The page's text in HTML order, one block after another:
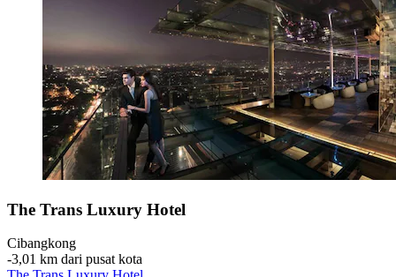
The Trans Luxury Hotel
Cibangkong
‐3,01 km dari pusat kota